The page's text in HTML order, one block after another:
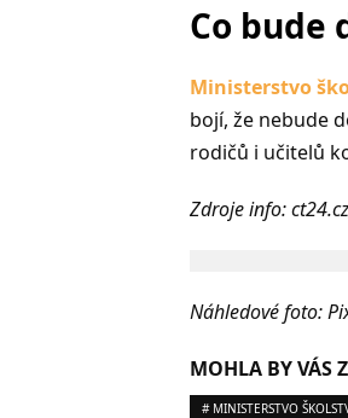
Co bude
Ministerstvo
bojí, že nebude
rodičů i učitelů
Zdroje info:
Náhledové foto:
MOHLA BY VÁS
# MINISTERSTVO